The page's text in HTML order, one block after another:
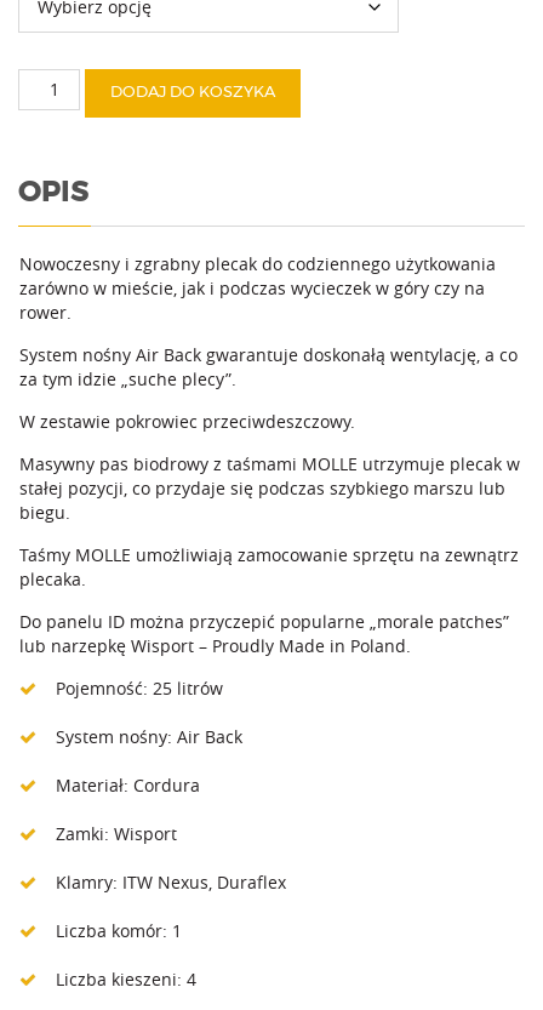
Caracal
DODAJ DO KOSZYKA
OPIS
Nowoczesny i zgrabny plecak do codziennego użytkowania
zarówno w mieście, jak i podczas wycieczek w góry czy na
rower.
System nośny Air Back gwarantuje doskonałą wentylację, a co
za tym idzie „suche plecy”.
W zestawie pokrowiec przeciwdeszczowy.
Masywny pas biodrowy z taśmami MOLLE utrzymuje plecak w
stałej pozycji, co przydaje się podczas szybkiego marszu lub
biegu.
Taśmy MOLLE umożliwiają zamocowanie sprzętu na zewnątrz
plecaka.
Do panelu ID można przyczepić popularne „morale patches”
lub narzepkę Wisport – Proudly Made in Poland.
Pojemność: 25 litrów
System nośny: Air Back
Materiał: Cordura
Zamki: Wisport
Klamry: ITW Nexus, Duraflex
Liczba komór: 1
Liczba kieszeni: 4